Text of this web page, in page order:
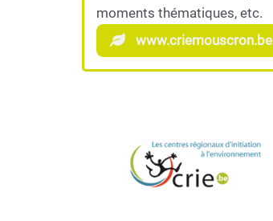
moments thématiques, etc.
www.criemouscron.be